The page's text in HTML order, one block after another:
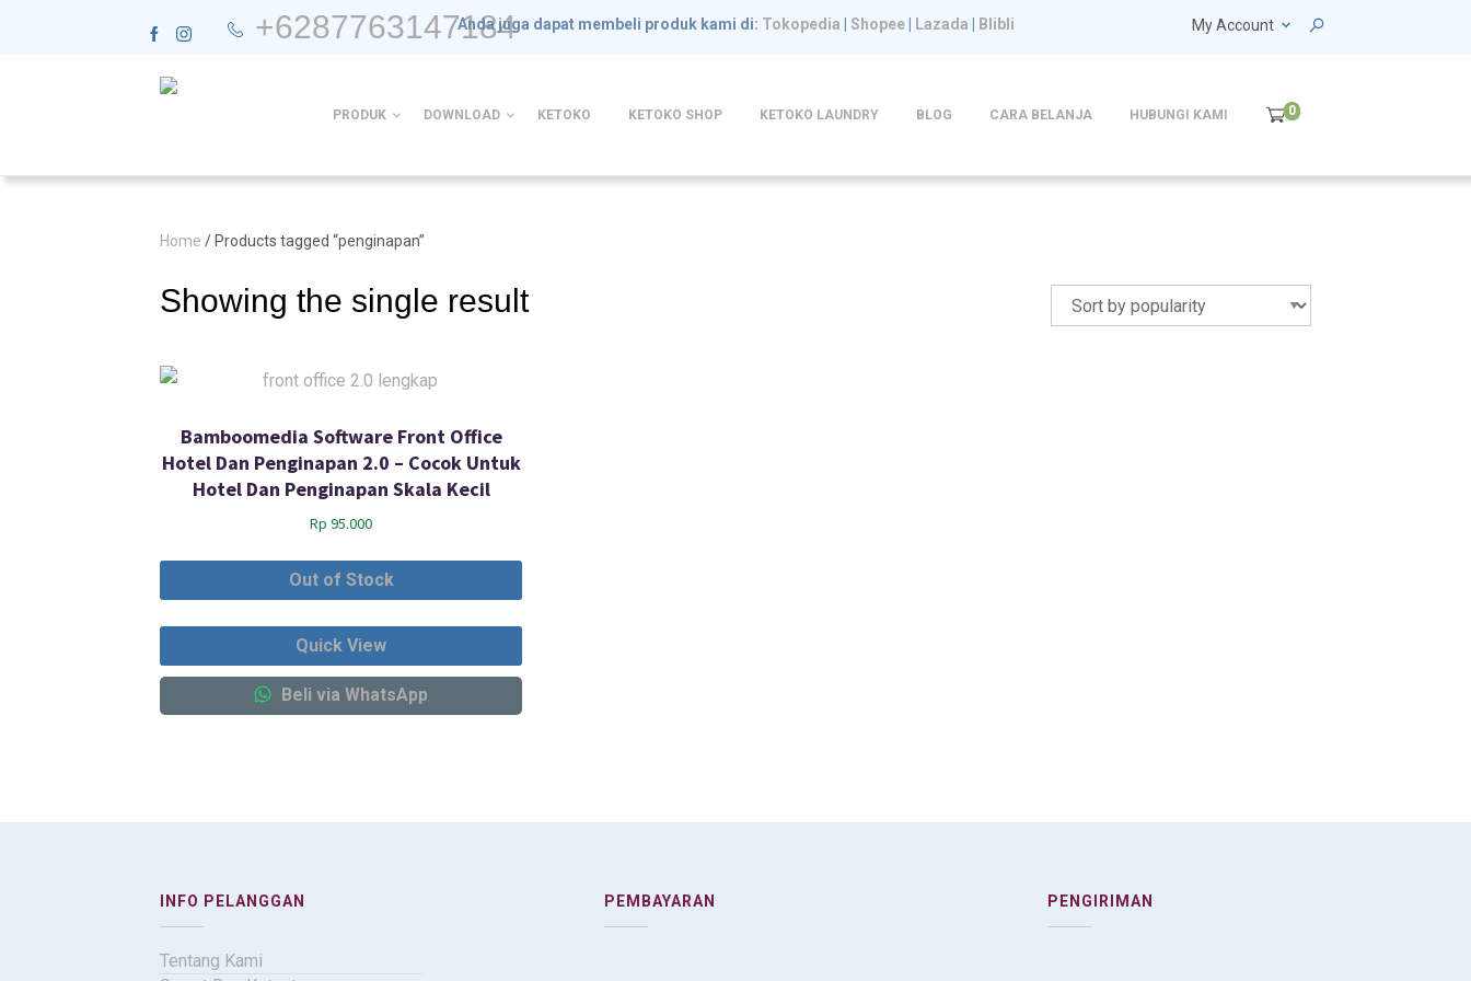
+6287763147184Anda juga dapat membeli produk kami di: Tokopedia Shopee| Lazada Blibli My Account
PRODUK DOWNLOAD KETOKO KETOKO SHOP KETOKO LAUNDRY BLOG CARA BELANJA HUBUNGI KAMI 0
Home / Products tagged “penginapan”
Showing the single result
Bamboomedia Software Front Office
Hotel Dan Penginapan 2.0 – Cocok Untuk
Hotel Dan Penginapan Skala Kecil
Rp 95.000
Out of Stock
Quick View
Beli via WhatsApp
INFO PELANGGAN
Tentang Kami
PEMBAYARAN PENGIRIMAN